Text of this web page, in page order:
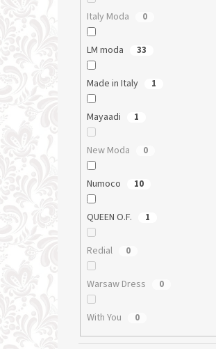
Italy Moda 0
LM moda 33
Made in Italy 1
Mayaadi 1
New Moda 0
Numoco 10
QUEEN O.F. 1
Redial 0
Warsaw Dress 0
With You 0